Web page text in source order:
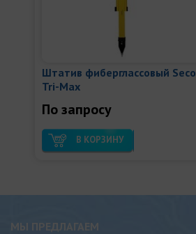
Штатив фиберглассовый Seco
Tri-Max
По запросу
В КОРЗИНУ
МЫ ПРЕДЛАГАЕМ